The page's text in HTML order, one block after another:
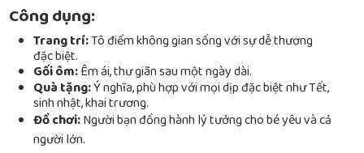
Công dụng:
Trang trí:Tô điểm không gian sống với sự dễ thương
đặc biệt.
Gối ôm:Êm ái, thư giãn sau một ngày dài.
Quà tặng:Ý nghĩa, phù hợp với mọi dịp đặc biệt như Tết,
sinh nhật, khai trương.
Đồ chơi:Người bạn đồng hành lý tưởng cho bé yêu và cả
người lớn.